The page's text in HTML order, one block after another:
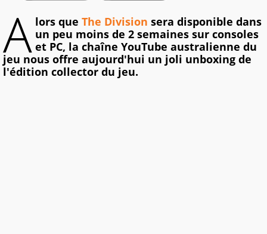
A lors que The Division sera disponible dans
un peu moins de 2 semaines sur consoles
et PC, la chaîne YouTube australienne du
jeu nous offre aujourd'hui un joli unboxing de
l'édition collector du jeu.